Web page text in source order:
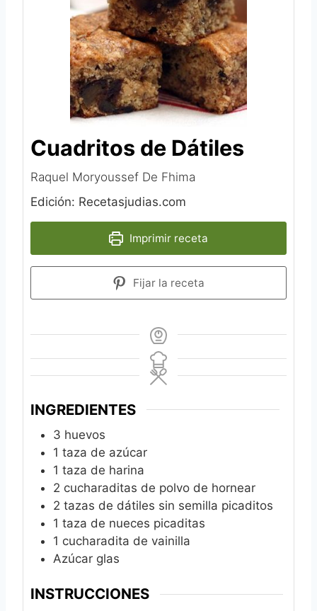
Cuadritos de Dátiles
Raquel Moryoussef De Fhima‎
Edición: Recetasjudias.com
Imprimir receta
Fijar la receta
INGREDIENTES
3 huevos
1 taza de azúcar
1 taza de harina
2 cucharaditas de polvo de hornear
2 tazas de dátiles sin semilla picaditos
1 taza de nueces picaditas
1 cucharadita de vainilla
Azúcar glas
INSTRUCCIONES